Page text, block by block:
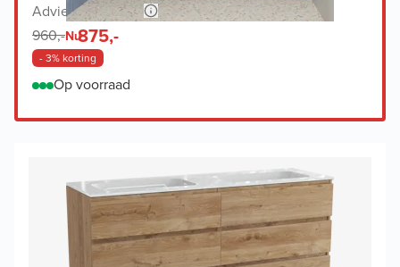
Adviesprijs 1.730,-
960,-Nu875,-
- 3% korting
Op voorraad